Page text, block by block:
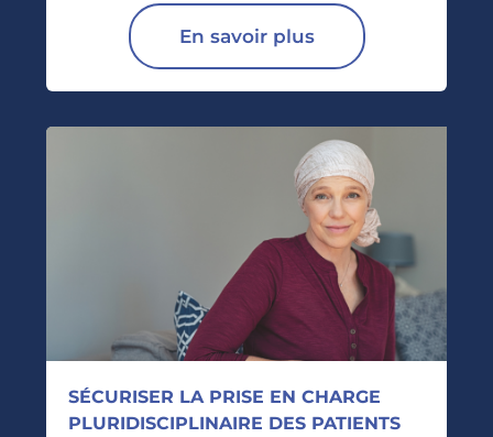
En savoir plus
SÉCURISER LA PRISE EN CHARGE
PLURIDISCIPLINAIRE DES PATIENTS